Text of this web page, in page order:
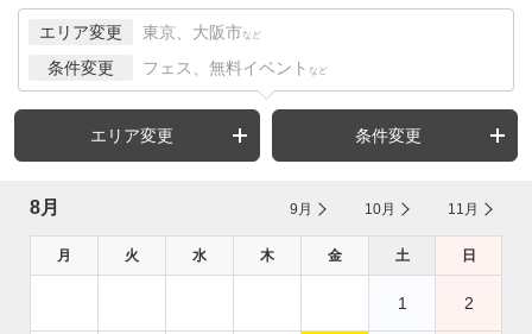
エリア変更 東京、大阪市 など
条件変更 フェス、無料イベント など
エリア変更 条件変更
8月 9月 10月 11月
月 火 水 木 金 土 日
1 2